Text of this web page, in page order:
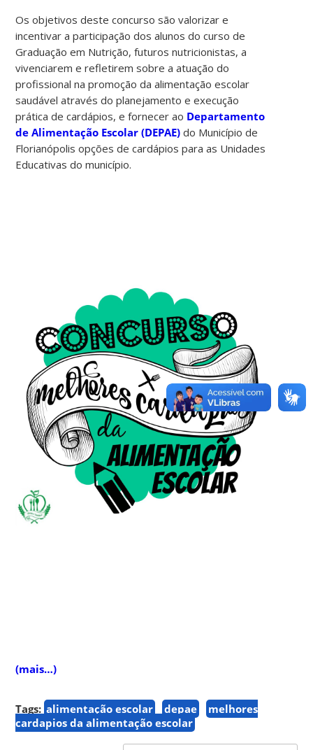
Os objetivos deste concurso são valorizar e
incentivar a participação dos alunos do curso de
Graduação em Nutrição, futuros nutricionistas, a
vivenciarem e refletirem sobre a atuação do
profissional na promoção da alimentação escolar
saudável através do planejamento e execução
prática de cardápios, e fornecer ao Departamento
de Alimentação Escolar (DEPAE) do Município de
Florianópolis opções de cardápios para as Unidades
Educativas do município.
(mais…)
Tags: alimentação escolar depae
melhores
cardapios da alimentação escolar